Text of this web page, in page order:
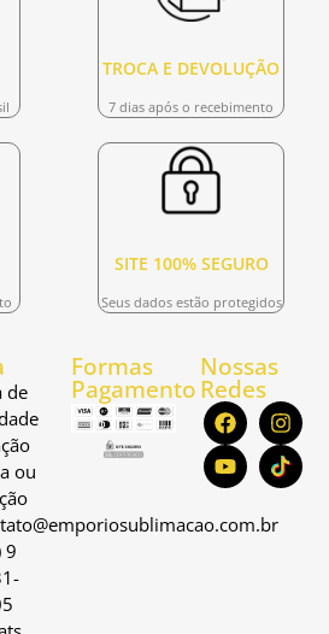
TROCA E DEVOLUÇÃO
7 dias após o recebimento
SITE 100% SEGURO
Seus dados estão protegidos
de
ou
9
Formas
Pagamento
Nossas
Redes